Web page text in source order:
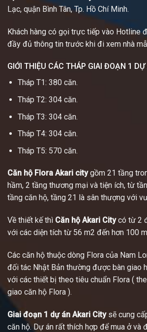
Lạc, quận Bình Tân, Tp. Hồ Chí Minh.
Khách hàng có gọi trực tiếp vào Hotline
đầy đủ thông tin trước khi đi xem nhà
GIỚI THIỆU CÁC THÁP GIAI ĐOẠN 1
Tháp T1: 380 căn.
Tháp T2: 304 căn.
Tháp T3: 304 căn.
Tháp T4: 304 căn.
Tháp T5: 570 căn.
Căn hộ Flora Akari citygồm 21 tầng
hầm, 2 tầng thương mại và tiện ích, từ
tầng căn hộ, tầng 21 là sân thượng với
Về thiết kế thì Căn hộ Akari Citycó từ 2
với các diện tích từ 56 m2 đến hơn 100
Các căn hộ thuộc dòng Flora của Nam
đối tác Nhật Bản thường được bàn giao
với các thiết bị theo tiêu chuẩn Flora (
giao căn hộ Flora ).
Giai đoạn 1 dự án Akari Citysẽ cung
căn hộ. Dự án rất thích hợp để mua ở và